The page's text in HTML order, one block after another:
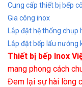
Cung cấp thiết bị bếp
Gia công inox
Lắp đặt hệ thống chụp
Lắp đặt bếp lẩu nướng
Thiết bị bếp Inox
mang phong cách
Đem lại sự hài lòng